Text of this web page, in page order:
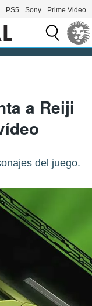
PS5 Sony Prime Video
a Reiji
del juego.